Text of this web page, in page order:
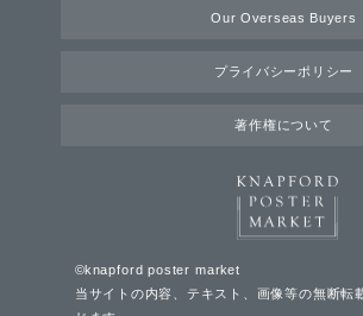
Our Overseas Buyers
プライバシーポリシー
著作権について
©knapford poster market
当サイトの内容、テキスト、画像等の無断転